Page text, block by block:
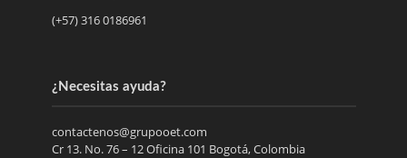
(+57) 316 0186961
¿Necesitas ayuda?
contactenos@grupooet.com
Cr 13. No. 76 – 12 Oficina 101 Bogotá, Colombia